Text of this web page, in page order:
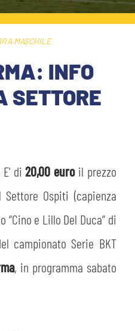
MASCHILE
INFO
SETTORE
di20,00 euroil prezzo
Ospiti (capienza
e Lillo Del Duca” di
campionato Serie BKT
, in programma sabato